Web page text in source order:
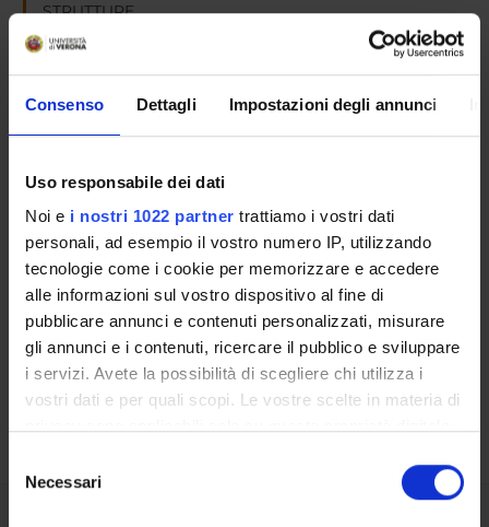
Consenso Dettagli Impostazioni degli annunci
Uso responsabile dei dati
Noi e i nostri 1022 partner trattiamo i vostri dati
personali, ad esempio il vostro numero IP, utilizzando
tecnologie come i cookie per memorizzare e accedere
alle informazioni sul vostro dispositivo al fine di
pubblicare annunci e contenuti personalizzati, misurare
gli annunci e i contenuti, ricercare il pubblico e sviluppare
i servizi. Avete la possibilità di scegliere chi utilizza i
vostri dati e per quali scopi. Le vostre scelte in materia di
modificare o revocare il proprio consenso in qualsiasi
momento dalla Dichiarazione sui cookie o facendo clic
delNecessari
STRUTTURE
BIBLIOTECHE
CENTRI DI RICERCA
Contatti
Persone
Luoghi